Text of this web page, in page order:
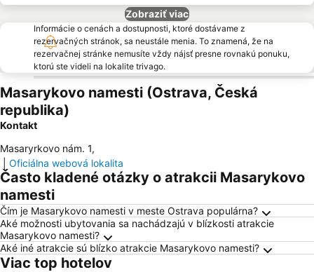
Zobraziť viac
Informácie o cenách a dostupnosti, ktoré dostávame z
rezervačných stránok, sa neustále menia. To znamená, že na
rezervačnej stránke nemusíte vždy nájsť presne rovnakú ponuku,
ktorú ste videli na lokalite trivago.
Masarykovo namesti (Ostrava, Česká
republika)
Kontakt
Masaryrkovo nám. 1,
Oficiálna webová lokalita
Často kladené otázky o atrakcii Masarykovo
namesti
Čím je Masarykovo namesti v meste Ostrava populárna?
Aké možnosti ubytovania sa nachádzajú v blízkosti atrakcie
Masarykovo namesti?
Aké iné atrakcie sú blízko atrakcie Masarykovo namesti?
Viac top hotelov